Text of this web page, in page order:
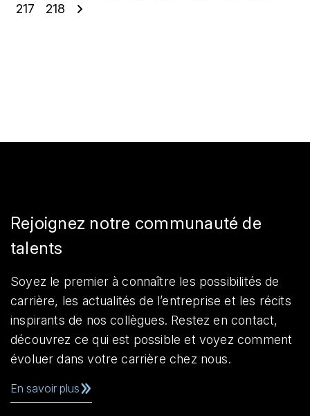
217
218
Rejoignez notre communauté de
talents
Soyez le premier à connaître les possibilités de
carrière, les actualités de l’entreprise et les récits
inspirants de nos collègues. Restez en contact,
découvrez ce qui est possible et voyez comment
évoluer dans votre carrière chez nous.
En savoir plus